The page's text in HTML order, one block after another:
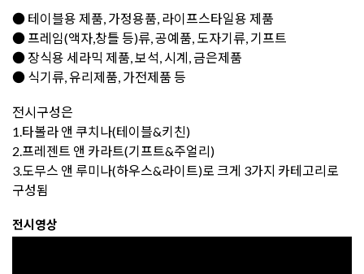
● 테이블용 제품, 가정용품, 라이프스타일용 제품
● 프레임(액자,창틀 등)류, 공예품, 도자기류, 기프트
● 장식용 세라믹 제품, 보석, 시계, 금은제품
● 식기류, 유리제품, 가전제품 등
전시구성은
1.타볼라 앤 쿠치나(테이블&키친)
2.프레젠트 앤 카라트(기프트&주얼리)
3.도무스 앤 루미나(하우스&라이트)로 크게 3가지 카테고리로
구성됨
전시영상